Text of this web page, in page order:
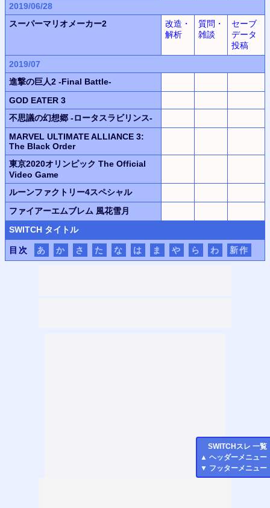
SWITCH スレ 一覧
▲ ヘッダーメニュー
▼ フッターメニュー
2019/06/28
スーパーマリオメーカー2
改造・
解析
質問・
雑談
セーブ
データ
投稿
2019/07
進撃の巨人2 -Final Battle-
GOD EATER 3
不思議の幻想郷 -ロータスラビリンス-
MARVEL ULTIMATE ALLIANCE 3:
The Black Order
東京2020オリンピック The Official
Video Game
ルーンファクトリー4スペシャル
ファイアーエムブレム 風花雪月
SWITCH タイトル
目次 あ か さ た な は ま や ら わ 新作